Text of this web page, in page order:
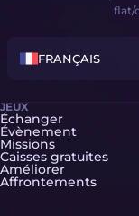
flat/
FRANÇAIS
JEUX
Échanger
Évènement
Missions
Caisses gratuites
Améliorer
Affrontements